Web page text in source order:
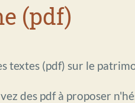
(pdf)
textes (pdf) sur le
des pdf à proposer